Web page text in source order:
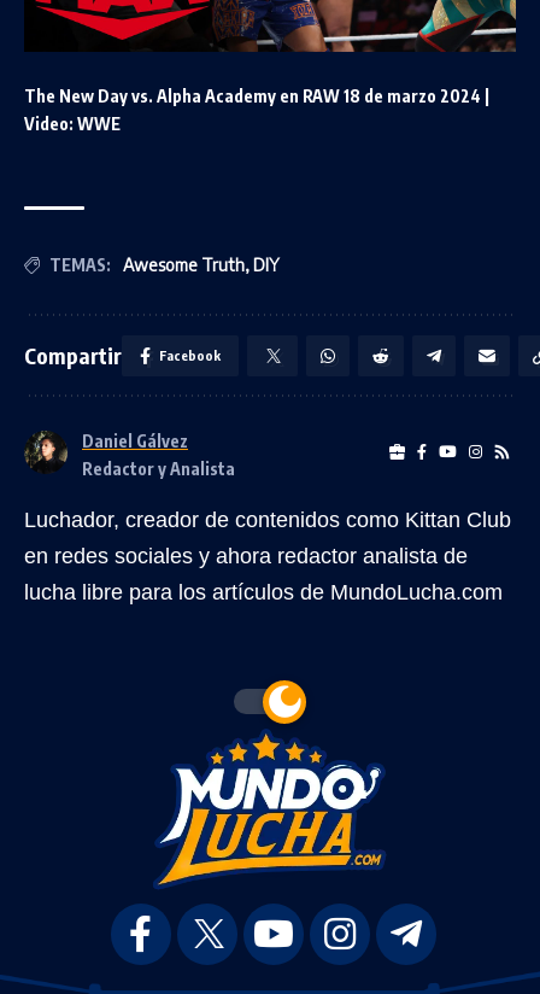
The New Day vs. Alpha Academy en RAW 18 de marzo 2024 |
Video: WWE
TEMAS: Awesome Truth,DIY
Compartir Facebook
Daniel Gálvez
Redactor y Analista
Luchador, creador de contenidos como Kittan Club
en redes sociales y ahora redactor analista de
lucha libre para los artículos de MundoLucha.com